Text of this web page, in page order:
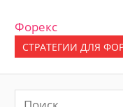
Форекс
СТРАТЕГИИ ДЛЯ